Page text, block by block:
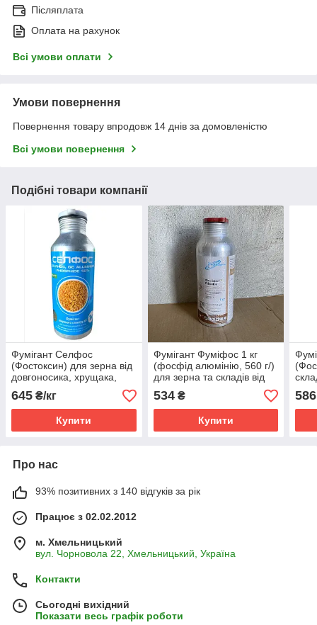
Післяплата
Оплата на рахунок
Всі умови оплати
Умови повернення
Повернення товару впродовж 14 днів за домовленістю
Всі умови повернення
Подібні товари компанії
Фумігант Селфос
(Фостоксин) для зерна від
довгоносика, хрущака,
зернівки, зернової молі
(міль), вогнівки
645 ₴/кг
Купити
Фумігант Фуміфос 1 кг
(фосфід алюмінію, 560 г/)
для зерна та складів від
борошноїда, зернової
молі (міль)
534₴
Купити
586
Про нас
93% позитивних з 140 відгуків за рік
Працює з 02.02.2012
м. Хмельницький
вул. Чорновола 22, Хмельницький, Україна
Контакти
Сьогодні вихідний
Показати весь графік роботи